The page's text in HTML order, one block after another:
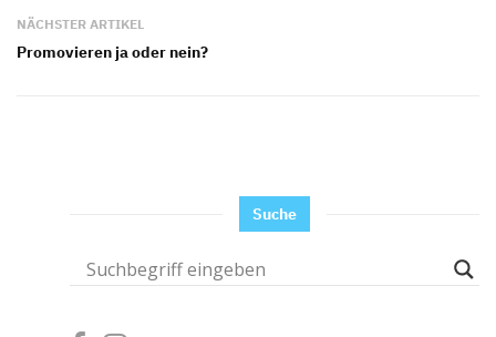
NÄCHSTER ARTIKEL
Promovieren ja oder nein?
Suche